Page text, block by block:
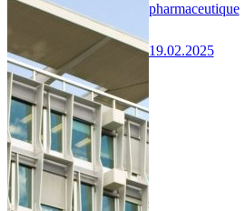
pharmaceutique
19.02.2025